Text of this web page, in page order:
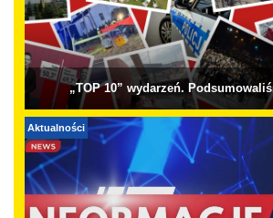
„TOP 10” wydarzeń.
Aktualności